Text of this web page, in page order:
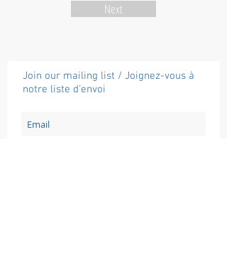
Next
Join our mailing list / Joignez-vous à
notre liste d'envoi